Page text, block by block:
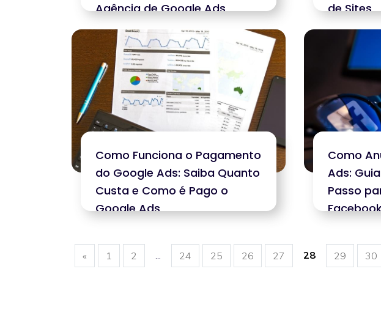
Agência de Google Ads
de Sites
Como Funciona o Pagamento
do Google Ads: Saiba Quanto
Custa e Como é Pago o
Google Ads
Como
Ads:
Passo
« 1 2 24 25 26 27 28 29 30